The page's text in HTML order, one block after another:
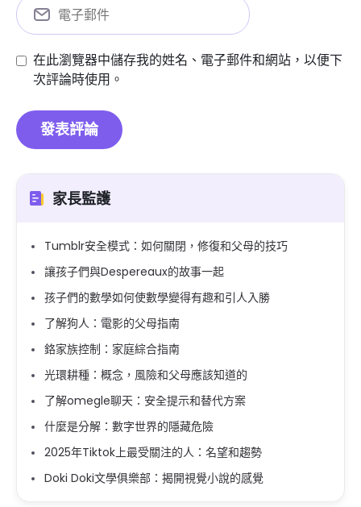
在此瀏覽器中儲存我的姓名、電子郵件和網站，以便下
次評論時使用。
家長監護
Tumblr安全模式：如何關閉，修復和父母的技巧
讓孩子們與Despereaux的故事一起
孩子們的數學如何使數學變得有趣和引人入勝
了解狗人：電影的父母指南
鉻家族控制：家庭綜合指南
光環耕種：概念，風險和父母應該知道的
了解omegle聊天：安全提示和替代方案
什麼是分解：數字世界的隱藏危險
2025年Tiktok上最受關注的人：名望和趨勢
Doki Doki文學俱樂部：揭開視覺小說的感覺